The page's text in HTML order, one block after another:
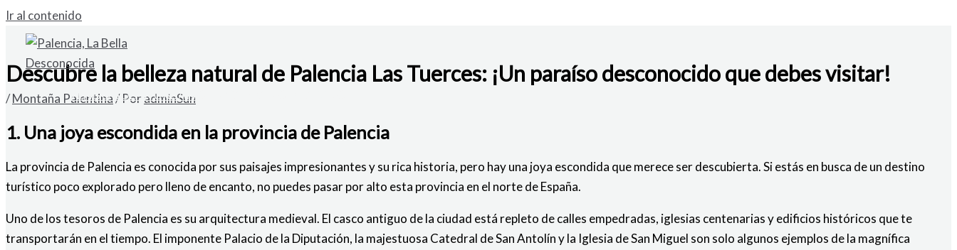
Ir al contenido
VENDO SOLAR URBANO EN CARDAÑO DE ABAJO
Descubre la belleza natural de Palencia Las Tuerces: ¡Un paraíso desconocido que debes visitar!
/Montaña Palentina/ Por adminSun
1. Una joya escondida en la provincia de Palencia
La provincia de Palencia es conocida por sus paisajes impresionantes y su rica historia, pero hay una joya escondida que merece ser descubierta. Si estás en busca de un destino
turístico poco explorado pero lleno de encanto, no puedes pasar por alto esta provincia en el norte de España.
Uno de los tesoros de Palencia es su arquitectura medieval. El casco antiguo de la ciudad está repleto de calles empedradas, iglesias centenarias y edificios históricos que te
transportarán en el tiempo. El imponente Palacio de la Diputación, la majestuosa Catedral de San Antolín y la Iglesia de San Miguel son solo algunos ejemplos de la magnífica